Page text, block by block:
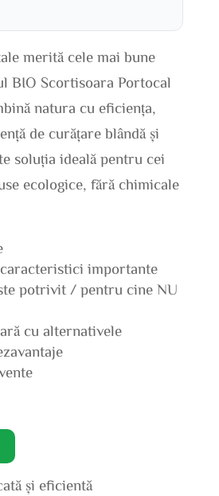
merită cele mai bune
BIO Scortisoara Portocal
natura cu eficiența,
de curățare blândă și
soluția ideală pentru cei
ecologice, fără chimicale
importante
potrivit / pentru cine NU
cu alternativele
și eficientă